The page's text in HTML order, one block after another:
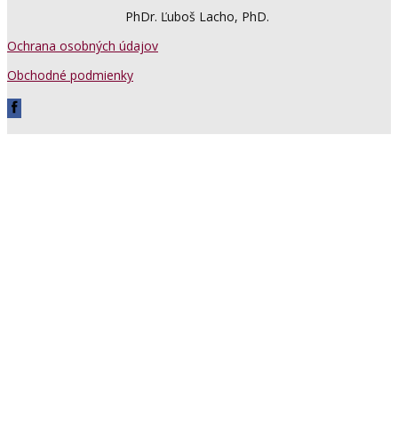
PhDr. Ľuboš Lacho, PhD.
Ochrana osobných údajov
Obchodné podmienky